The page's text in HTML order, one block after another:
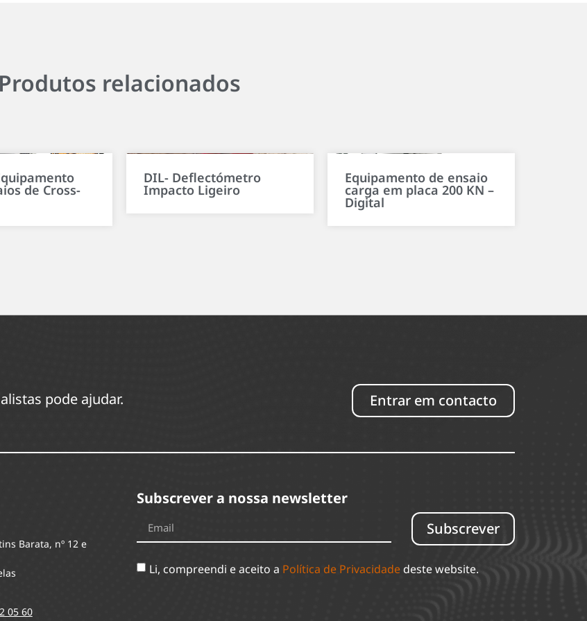
Produtos relacionados
de Cross-
DIL- Deflectómetro
Impacto Ligeiro
Equipamento de ensaio
carga em placa 200 KN –
Digital
pode ajudar. Entrar em contacto
Barata, nº 12 e
05 60
Subscrever a nossa newsletter
Li, compreendi e aceito a Política de Privacidadedeste website.
Subscrever